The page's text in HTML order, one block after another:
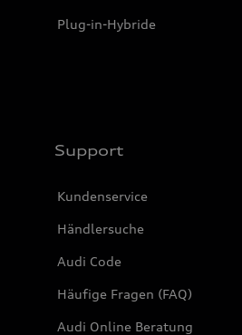
Plug-in-Hybride
Support
Kundenservice
Händlersuche
Audi Code
Häufige Fragen (FAQ)
Audi Online Beratung